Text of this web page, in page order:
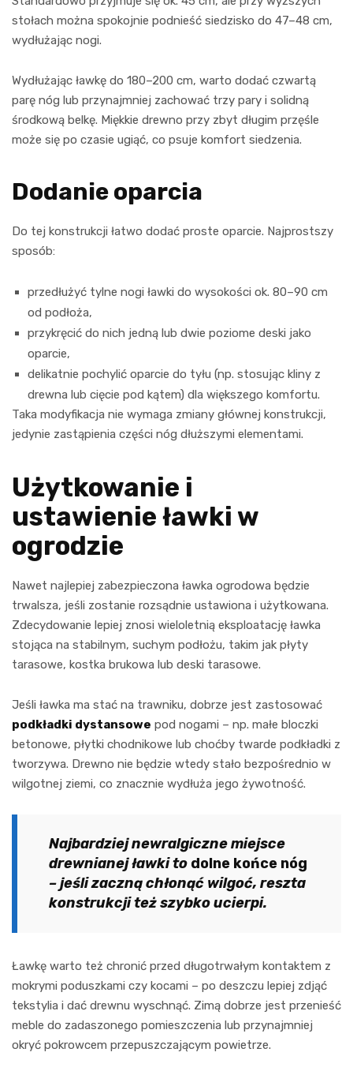
stołach można spokojnie podnieść siedzisko do 47–48 cm,
wydłużając nogi.
Wydłużając ławkę do 180–200 cm, warto dodać czwartą
parę nóg lub przynajmniej zachować trzy pary i solidną
środkową belkę. Miękkie drewno przy zbyt długim przęśle
może się po czasie ugiąć, co psuje komfort siedzenia.
Dodanie oparcia
Do tej konstrukcji łatwo dodać proste oparcie. Najprostszy
sposób:
przedłużyć tylne nogi ławki do wysokości ok. 80–90 cm
od podłoża,
przykręcić do nich jedną lub dwie poziome deski jako
oparcie,
delikatnie pochylić oparcie do tyłu (np. stosując kliny z
drewna lub cięcie pod kątem) dla większego komfortu.
Taka modyfikacja nie wymaga zmiany głównej konstrukcji,
jedynie zastąpienia części nóg dłuższymi elementami.
Użytkowanie i
ustawienie ławki w
ogrodzie
Nawet najlepiej zabezpieczona ławka ogrodowa będzie
trwalsza, jeśli zostanie rozsądnie ustawiona i użytkowana.
Zdecydowanie lepiej znosi wieloletnią eksploatację ławka
stojąca na stabilnym, suchym podłożu, takim jak płyty
tarasowe, kostka brukowa lub deski tarasowe.
Jeśli ławka ma stać na trawniku, dobrze jest zastosować
podkładki dystansowe pod nogami – np. małe bloczki
betonowe, płytki chodnikowe lub choćby twarde podkładki z
tworzywa. Drewno nie będzie wtedy stało bezpośrednio w
wilgotnej ziemi, co znacznie wydłuża jego żywotność.
Najbardziej newralgiczne miejsce
drewnianej ławki to dolne końce nóg
– jeśli zaczną chłonąć wilgoć, reszta
konstrukcji też szybko ucierpi.
Ławkę warto też chronić przed długotrwałym kontaktem z
mokrymi poduszkami czy kocami – po deszczu lepiej zdjąć
tekstylia i dać drewnu wyschnąć. Zimą dobrze jest przenieść
meble do zadaszonego pomieszczenia lub przynajmniej
okryć pokrowcem przepuszczającym powietrze.